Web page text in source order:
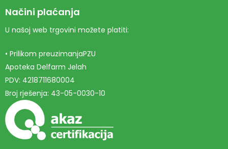
Načini plaćanja
U našoj web trgovini možete platiti:
• Prilikom preuzimanjaPZU
Apoteka Delfarm Jelah
PDV: 4218711680004
Broj rješenja: 43-05-0030-10